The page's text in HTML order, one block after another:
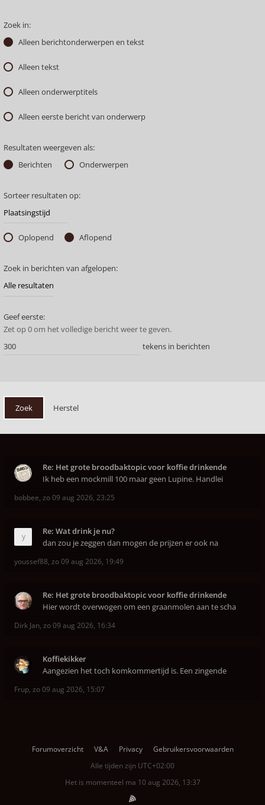
Zoek in:
Alleen berichtonderwerpen en tekst
Alleen tekst
Alleen onderwerptitels
Alleen eerste bericht van onderwerp
Resultaten weergeven als:
Berichten
Onderwerpen
Sorteer resultaten op:
Oplopend Aflopend
Zoek in berichten van afgelopen:
Geef eerste:
Zet op 0 om het volledige bericht weer te geven.
tekens in berichten
Re: Het grote broodbaktopic voor koffie drinkende
Ik heb een mockmill 100 maar geen Lupine. Handlei
bobbee, zo 09 aug 2026, 23:25
Re: Wat drink je nu?
dan zou je zeggen dan mogen de prijzen er ook na
youssef88, zo 09 aug 2026, 19:49
Re: Het grote broodbaktopic voor koffie drinkende
Hier wordt overwogen om een graanmolen aan te scha
Dirk Jan, zo 09 aug 2026, 16:34
Koffiekikker
Aangezien het toch komkommertijd is. Een zingende
Frup, zo 09 aug 2026, 15:07
Forumoverzicht V&A Privacy
Gebruikersvoorwaarden
Alle tijden zijn UTC+02:00
Het is momenteel ma 10 aug 2026, 13:37